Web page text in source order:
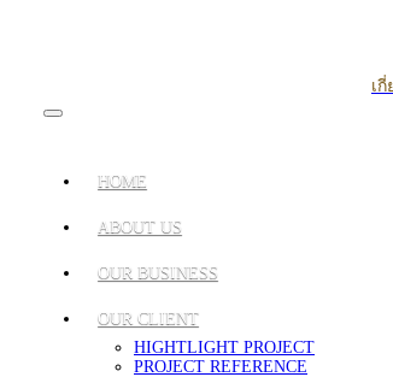
เกี่
HOME
ABOUT US
OUR BUSINESS
OUR CLIENT
HIGHTLIGHT PROJECT
PROJECT REFERENCE